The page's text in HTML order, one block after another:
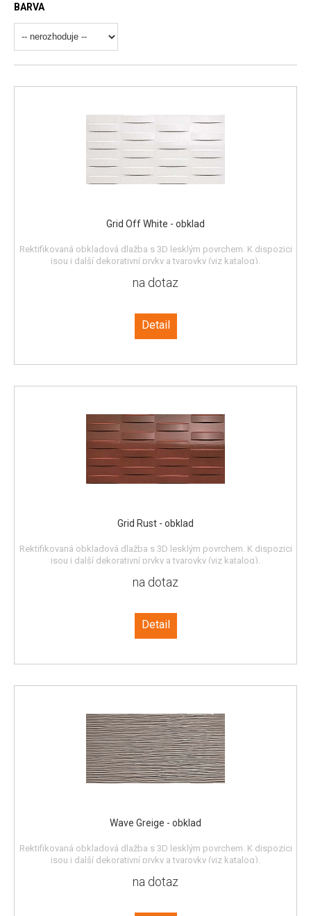
BARVA
Grid Off White - obklad
Rektifikovaná obkladová dlažba s 3D lesklým povrchem. K dispozici
jsou i další dekorativní prvky a tvarovky (viz katalog).
na dotaz
Detail
Grid Rust - obklad
Rektifikovaná obkladová dlažba s 3D lesklým povrchem. K dispozici
jsou i další dekorativní prvky a tvarovky (viz katalog).
na dotaz
Detail
Wave Greige - obklad
Rektifikovaná obkladová dlažba s 3D lesklým povrchem. K dispozici
jsou i další dekorativní prvky a tvarovky (viz katalog).
na dotaz